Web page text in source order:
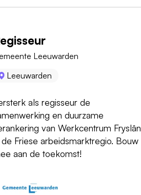
Leeuwarden
Leeuwarden
als regisseur de
en duurzame
van Werkcentrum Fryslân
de Friese arbeidsmarktregio. Bouw
aan de toekomst!